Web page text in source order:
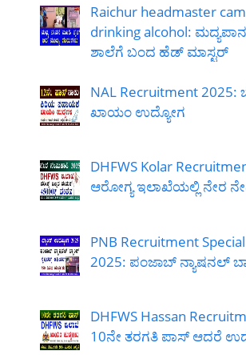
Raichur headmaster
drinking alcohol:
ಶಾಲೆಗೆ ಬಂದ ಹೆಡ್ ಮಾಸ್ಟರ್
NAL Recruitment 2025:
ಖಾಯಂ ಉದ್ಯೋಗ
DHFWS Kolar
ಆರೋಗ್ಯ ಇಲಾಖೆಯಲ್ಲಿ ನೇರ
PNB Recruitment
2025: ಪಂಜಾಬ್ ನ್ಯಾಷನಲ್
DHFWS Hassan
10ನೇ ತರಗತಿ ಪಾಸ್ ಆದರೆ